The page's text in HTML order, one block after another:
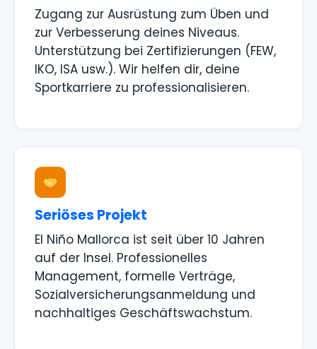
Zugang zur Ausrüstung zum Üben und
zur Verbesserung deines Niveaus.
Unterstützung bei Zertifizierungen (FEW,
IKO, ISA usw.). Wir helfen dir, deine
Sportkarriere zu professionalisieren.
Seriöses Projekt
El Niño Mallorca ist seit über 10 Jahren
auf der Insel. Professionelles
Management, formelle Verträge,
Sozialversicherungsanmeldung und
nachhaltiges Geschäftswachstum.